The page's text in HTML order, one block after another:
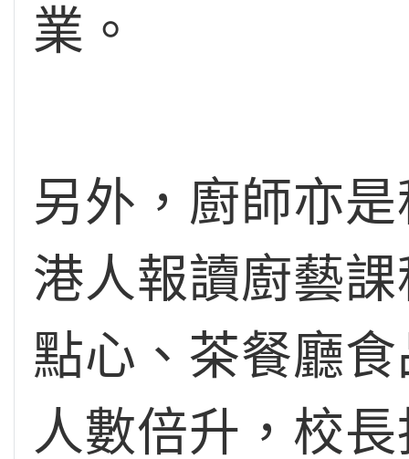
業。
另外，廚師亦
港人報讀廚藝
點心、茶餐廳
人數倍升，校